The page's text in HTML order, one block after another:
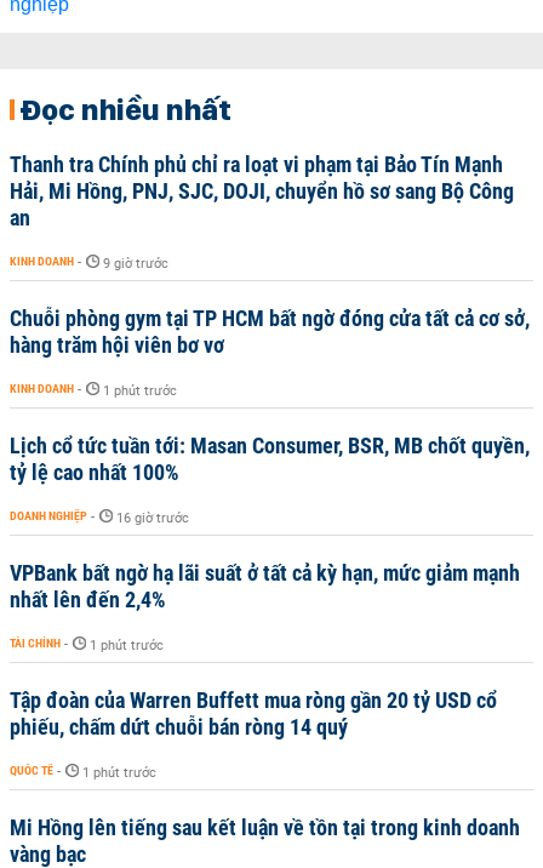
Đọc nhiều nhất
Thanh tra Chính phủ chỉ ra loạt vi phạm tại Bảo Tín Mạnh
Hải, Mi Hồng, PNJ, SJC, DOJI, chuyển hồ sơ sang Bộ Công
an
KINH DOANH - 9 giờ trước
Chuỗi phòng gym tại TP HCM bất ngờ đóng cửa tất cả cơ sở,
hàng trăm hội viên bơ vơ
KINH DOANH - 1 phút trước
Lịch cổ tức tuần tới: Masan Consumer, BSR, MB chốt quyền,
tỷ lệ cao nhất 100%
DOANH NGHIỆP - 16 giờ trước
VPBank bất ngờ hạ lãi suất ở tất cả kỳ hạn, mức giảm mạnh
nhất lên đến 2,4%
TÀI CHÍNH - 1 phút trước
Tập đoàn của Warren Buffett mua ròng gần 20 tỷ USD cổ
phiếu, chấm dứt chuỗi bán ròng 14 quý
QUỐC TẾ - 1 phút trước
Mi Hồng lên tiếng sau kết luận về tồn tại trong kinh doanh
vàng bạc